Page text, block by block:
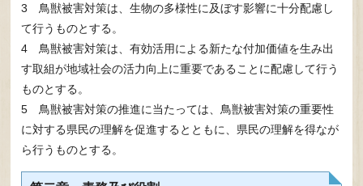
3 鳥獣被害対策は、生物の多様性に及ぼす影響に十分配慮し
て行うものとする。
4 鳥獣被害対策は、有効活用による新たな付加価値を生み出
す取組が地域社会の活力向上に重要であることに配慮して行う
ものとする。
5 鳥獣被害対策の推進に当たっては、鳥獣被害対策の重要性
に対する県民の理解を促進するとともに、県民の理解を得なが
ら行うものとする。